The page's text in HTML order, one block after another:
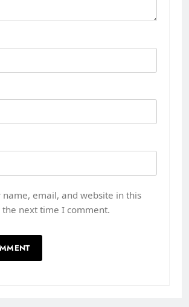
name, email, and website in this
next time I comment.